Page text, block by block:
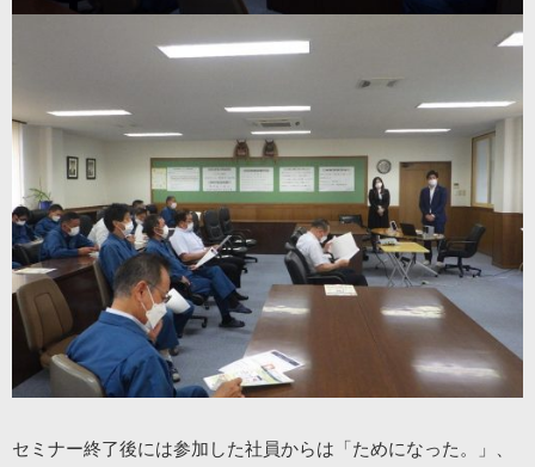
セミナー終了後には参加した社員からは「ためになった。」、